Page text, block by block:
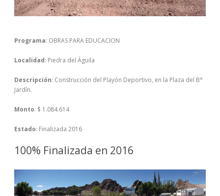
Programa: OBRAS PARA EDUCACION
Localidad: Piedra del Águila
Descripción: Construcción del Playón Deportivo, en la Plaza del B°
Jardín.
Monto: $ 1.084.614
Estado: Finalizada 2016
100% Finalizada en 2016